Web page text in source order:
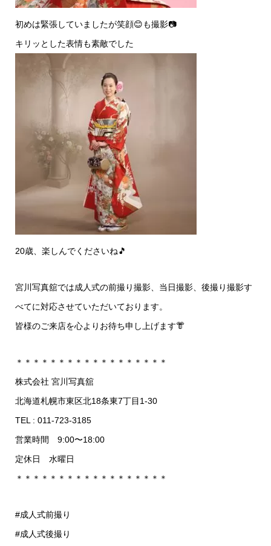
初めは緊張していましたが笑顔😊も撮影📷
キリッとした表情も素敵でした
20歳、楽しんでくださいね🎵
宮川写真舘では成人式の前撮り撮影、当日撮影、後撮り撮影す
べてに対応させていただいております。
皆様のご来店を心よりお待ち申し上げます👘
＊＊＊＊＊＊＊＊＊＊＊＊＊＊＊＊＊＊
株式会社 宮川写真舘
北海道札幌市東区北18条東7丁目1-30
TEL : 011-723-3185
営業時間 9:00〜18:00
定休日 水曜日
＊＊＊＊＊＊＊＊＊＊＊＊＊＊＊＊＊＊
#成人式前撮り
#成人式後撮り